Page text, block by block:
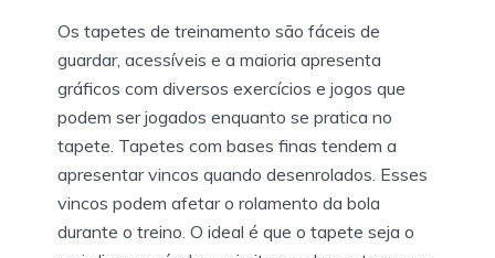
Os tapetes de treinamento são fáceis de
guardar, acessíveis e a maioria apresenta
gráficos com diversos exercícios e jogos que
podem ser jogados enquanto se pratica no
tapete. Tapetes com bases finas tendem a
apresentar vincos quando desenrolados. Esses
vincos podem afetar o rolamento da bola
durante o treino. O ideal é que o tapete seja o